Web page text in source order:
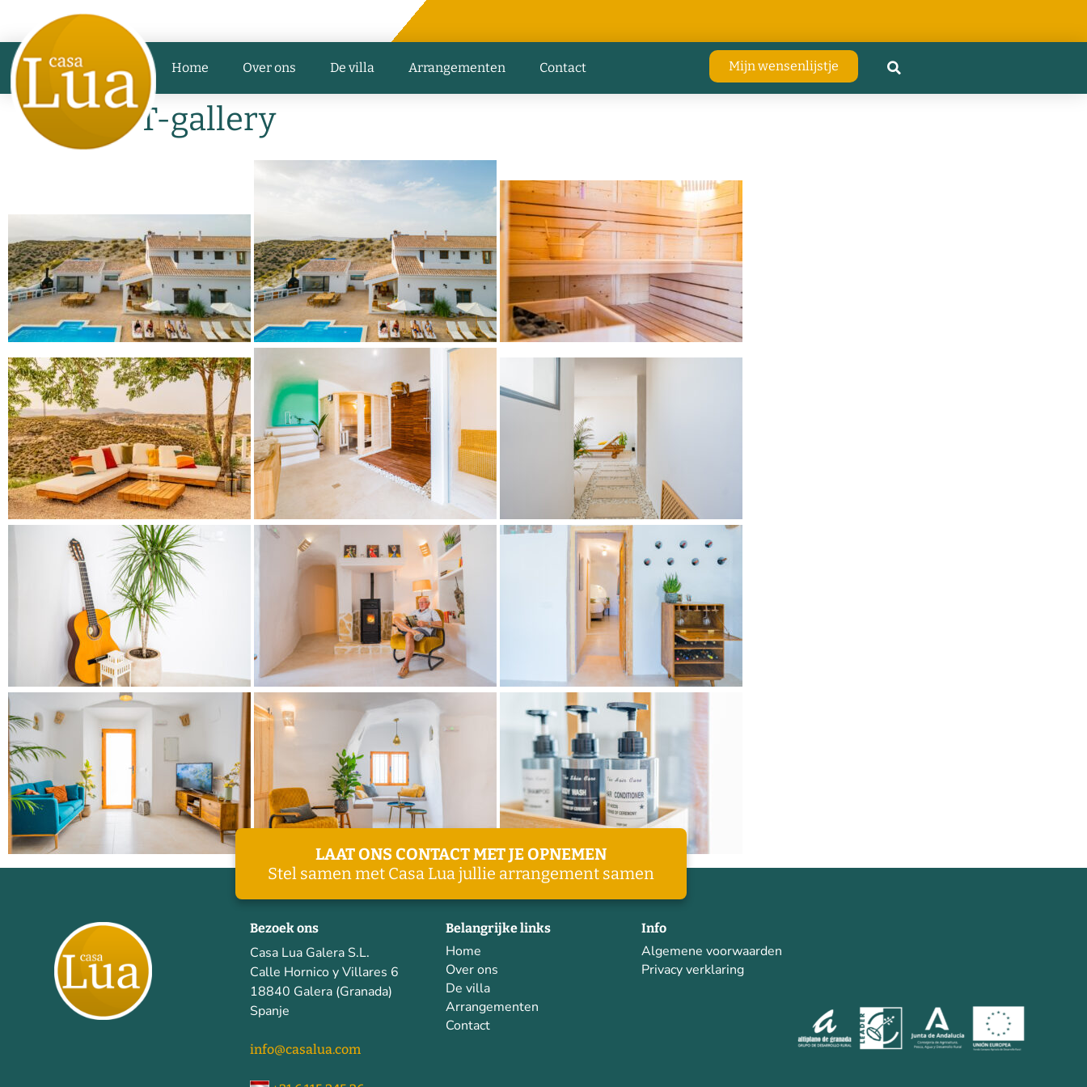
Villaverhuur Feesten & Partijen
Home Over ons De villa Arrangementen Contact Mijn wensenlijstje
TEST-gallery
LAAT ONS CONTACT MET JE OPNEMEN
Stel samen met Casa Lua jullie arrangement samen
Bezoek ons
Casa Lua Galera S.L.
Calle Hornico y Villares 6
18840 Galera (Granada)
Spanje
info@casalua.com
Belangrijke links
Home
Over ons
De villa
Arrangementen
Contact
Info
Algemene voorwaarden
Privacy verklaring